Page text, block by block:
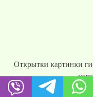
Открытки картинки
Новое:
Открытки.Ден...